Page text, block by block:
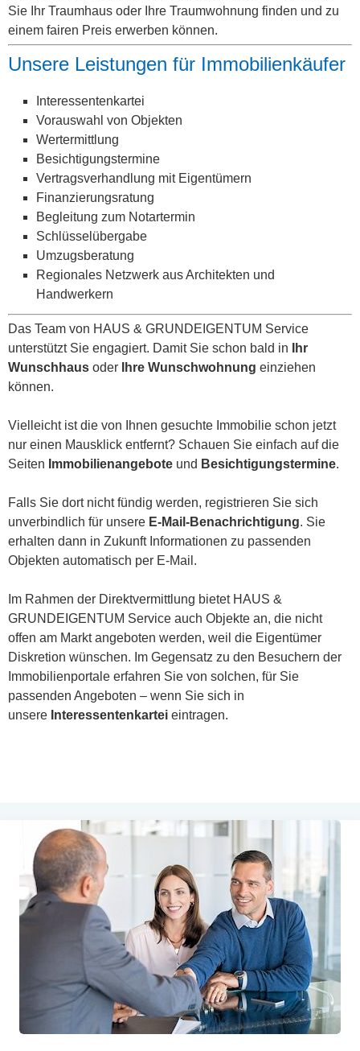
Sie Ihr Traumhaus oder Ihre Traumwohnung finden und zu
einem fairen Preis erwerben können.
Unsere Leistungen für Immobilienkäufer
Interessentenkartei
Vorauswahl von Objekten
Wertermittlung
Besichtigungstermine
Vertragsverhandlung mit Eigentümern
Finanzierungsratung
Begleitung zum Notartermin
Schlüsselübergabe
Umzugsberatung
Regionales Netzwerk aus Architekten und
Handwerkern
Das Team von HAUS & GRUNDEIGENTUM Service
unterstützt Sie engagiert. Damit Sie schon bald in
Ihr
Wunschhaus oder Ihre Wunschwohnung einziehen
können.
Vielleicht ist die von Ihnen gesuchte Immobilie schon jetzt
nur einen Mausklick entfernt? Schauen Sie einfach auf die
Seiten Immobilienangebote und Besichtigungstermine.
Falls Sie dort nicht fündig werden, registrieren Sie sich
unverbindlich für unsere E-Mail-Benachrichtigung. Sie
erhalten dann in Zukunft Informationen zu passenden
Objekten automatisch per E-Mail.
Im Rahmen der Direktvermittlung bietet HAUS &
GRUNDEIGENTUM Service auch Objekte an, die nicht
offen am Markt angeboten werden, weil die Eigentümer
Diskretion wünschen. Im Gegensatz zu den Besuchern der
Immobilienportale erfahren Sie von solchen, für Sie
passenden Angeboten – wenn Sie sich in
unsere Interessentenkartei eintragen.